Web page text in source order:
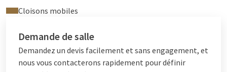
Cloisons mobiles
Demande de salle
Demandez un devis facilement et sans engagement, et
nous vous contacterons rapidement pour définir